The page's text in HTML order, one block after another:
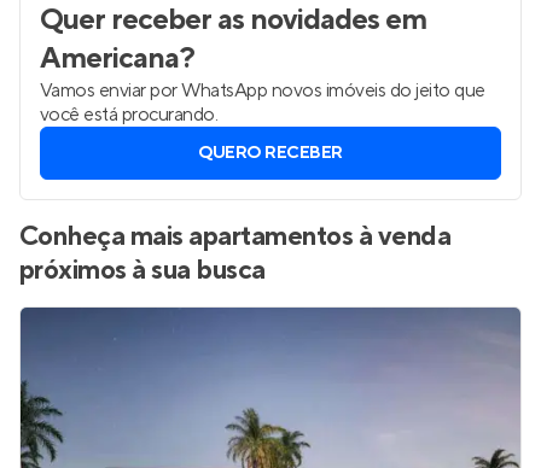
Quer receber as novidadesem
Americana?
Vamos enviar por WhatsApp novos imóveis do jeito que
você está procurando.
QUERO RECEBER
Conheça mais apartamentos à venda
próximos à sua busca